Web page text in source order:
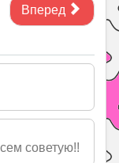
Вперед
советую!!